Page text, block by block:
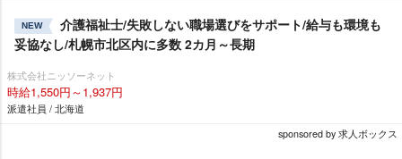
NEW
介護福祉士/失敗しない職場選びをサポート/給与も環境も
妥協なし/札幌市北区内に多数 2カ月～長期
株式会社ニッソーネット
時給1,550円～1,937円
派遣社員 / 北海道
sponsored by 求人ボックス